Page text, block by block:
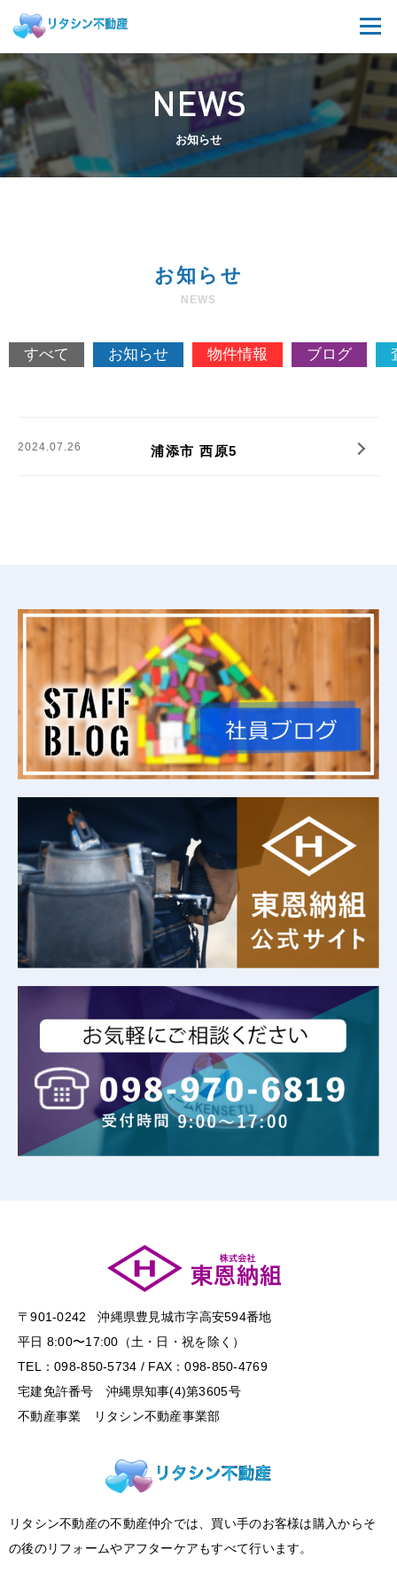
NEWS
お知らせ
お知らせ
NEWS
すべて お知らせ 物件情報 ブログ
2024.07.26 浦添市 西原5
〒901-0242 沖縄県豊見城市字高安594番地
平日 8:00〜17:00（土・日・祝を除く）
TEL：098-850-5734 / FAX：098-850-4769
宅建免許番号 沖縄県知事(4)第3605号
不動産事業 リタシン不動産事業部
リタシン不動産の不動産仲介では、買い手のお客様は購入からそ
の後のリフォームやアフターケアもすべて行います。